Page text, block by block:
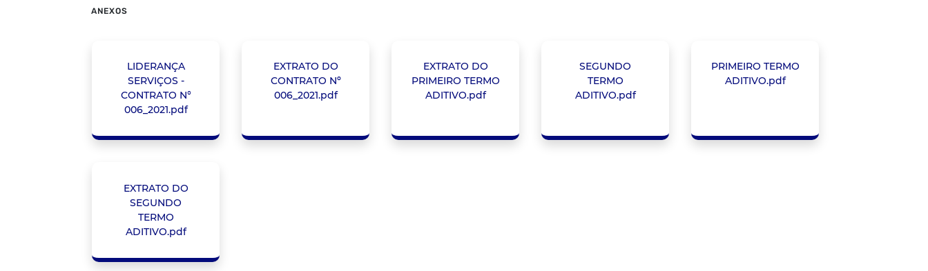
ANEXOS
LIDERANÇA
SERVIÇOS -
CONTRATO N°
006_2021.pdf
EXTRATO DO
CONTRATO Nº
006_2021.pdf
EXTRATO DO
PRIMEIRO TERMO
ADITIVO.pdf
SEGUNDO
TERMO
ADITIVO.pdf
PRIMEIRO TERMO
ADITIVO.pdf
EXTRATO DO
SEGUNDO
TERMO
ADITIVO.pdf